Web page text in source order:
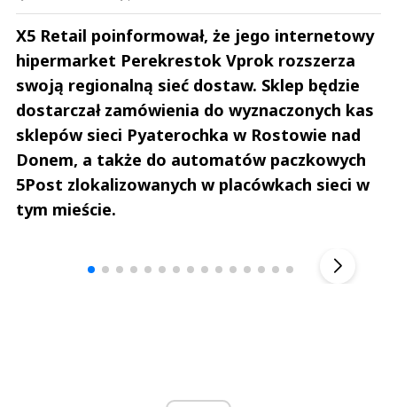
X5 Retail poinformował, że ​​jego internetowy
hipermarket Perekrestok Vprok rozszerza
swoją regionalną sieć dostaw. Sklep będzie
dostarczał zamówienia do wyznaczonych kas
sklepów sieci Pyaterochka w Rostowie nad
Donem, a także do automatów paczkowych
5Post zlokalizowanych w placówkach sieci w
tym mieście.